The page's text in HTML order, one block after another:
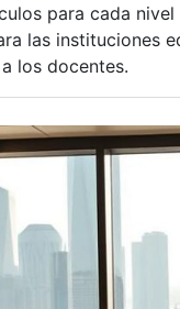
para cada nivel
las instituciones
los docentes.